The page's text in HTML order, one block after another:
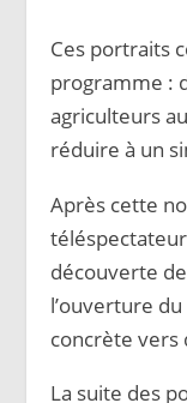
Ces portraits
programme :
agriculteurs
réduire à un
Après cette
découverte
l’ouverture
concrète vers
La suite des